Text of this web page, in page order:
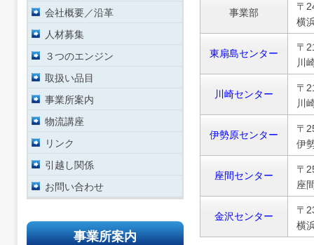
事業部
〒
横
東扇島センター
〒
川
川崎センター
〒
川
伊勢原センター
〒
伊
座間センター
〒
座
金沢センター
〒
横
会社概要／沿革
人材募集
３つのエンジン
取扱い品目
事業所案内
物流講座
リンク
引越し関係
お問い合わせ
事業所案内